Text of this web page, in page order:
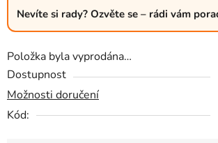
Nevíte si rady? Ozvěte se – rádi vám
Položka byla vyprodána…
Dostupnost
Možnosti doručení
Kód: